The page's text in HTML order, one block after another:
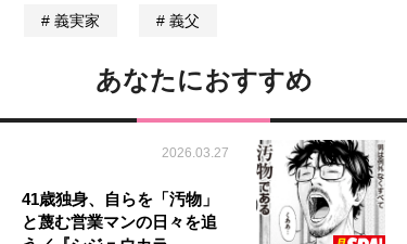
義実家 義父
あなたにおすすめ
2026.03.27
41歳独身、自らを「汚物」
と蔑む営業マンの日々を追